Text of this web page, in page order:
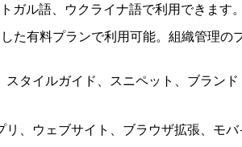
ガル語、ウクライナ語で利用できます。
た有料プランで利用可能。組織管理の
スタイルガイド、スニペット、ブラン
リ、ウェブサイト、ブラウザ拡張、モバ